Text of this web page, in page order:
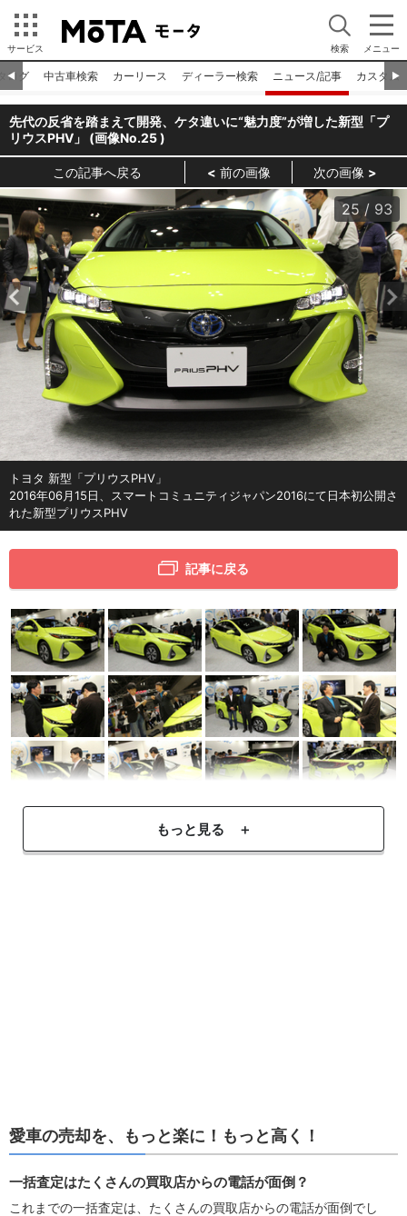
サービス 検索 メニュー
◀︎ ▶︎
ログ 中古車検索 カーリース ディーラー検索 ニュース/記事 カスタム
先代の反省を踏まえて開発、ケタ違いに“魅力度”が増した新型「プ
リウスPHV」 (画像No.25)
この記事へ戻る 前の画像 次の画像
トヨタ 新型「プリウスPHV」
2016年06月15日、スマートコミュニティジャパン2016にて日本初公開さ
れた新型プリウスPHV
25 / 93
記事に戻る
もっと見る ＋
愛車の売却を、もっと楽に！もっと高く！
一括査定はたくさんの買取店からの電話が面倒？
これまでの一括査定は、たくさんの買取店からの電話が面倒でし